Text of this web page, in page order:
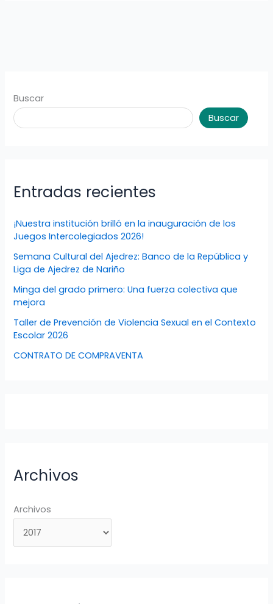
Buscar
Buscar
Entradas recientes
¡Nuestra institución brilló en la inauguración de los
Juegos Intercolegiados 2026!
Semana Cultural del Ajedrez: Banco de la República y
Liga de Ajedrez de Nariño
Minga del grado primero: Una fuerza colectiva que
mejora
Taller de Prevención de Violencia Sexual en el Contexto
Escolar 2026
CONTRATO DE COMPRAVENTA
Archivos
Archivos